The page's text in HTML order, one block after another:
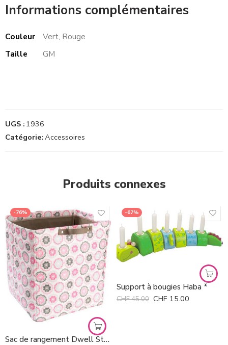
Informations complémentaires
Couleur
Vert, Rouge
Taille
GM
UGS : 1936
Catégorie:Accessoires
Produits connexes
-76%
Sac de rangement Dwell Studio *
-67%
Support à bougies Haba *
CHF45.00 CHF 15.00